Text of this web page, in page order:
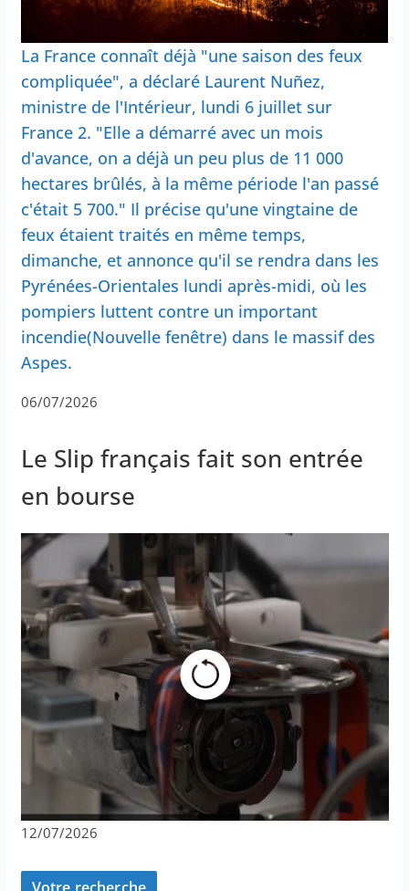
La France connaît déjà "une saison des feux
compliquée", a déclaré Laurent Nuñez,
ministre de l'Intérieur, lundi 6 juillet sur
France 2. "Elle a démarré avec un mois
d'avance, on a déjà un peu plus de 11 000
hectares brûlés, à la même période l'an passé
c'était 5 700." Il précise qu'une vingtaine de
feux étaient traités en même temps,
dimanche, et annonce qu'il se rendra dans les
Pyrénées-Orientales lundi après-midi, où les
pompiers luttent contre un important
incendie(Nouvelle fenêtre) dans le massif des
Aspes.
06/07/2026
Le Slip français fait son entrée
en bourse
12/07/2026